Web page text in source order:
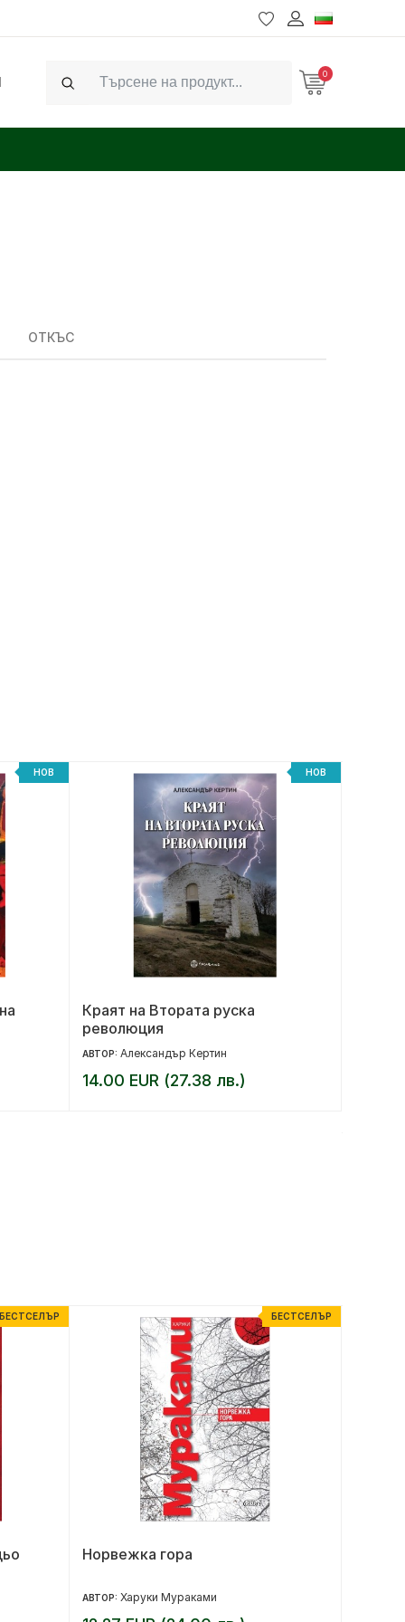
Search
0
ОТКЪС
НОВ НОВ
Краят на Втората руска
революция
АВТОР: Александър Кертин
14.00 EUR (27.38 лв.)
БЕСТСЕЛЪР БЕСТСЕЛЪР
Норвежка гора
АВТОР: Харуки Мураками